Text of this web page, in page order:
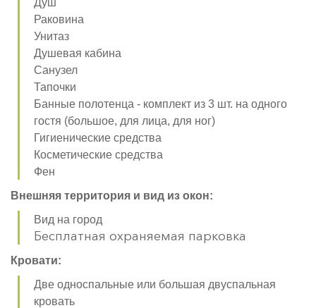
Раковина
Унитаз
Душевая кабина
Санузел
Тапочки
Банные полотенца - комплект из 3 шт. на одного
гостя (большое, для лица, для ног)
Гигиенические средства
Косметические средства
Фен
Внешняя территория и вид из окон:
Вид на город
Бесплатная охраняемая парковка
Кровати:
Две односпальные или большая двуспальная
кровать